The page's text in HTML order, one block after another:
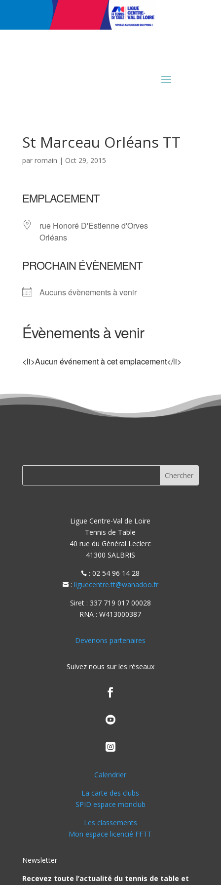
St Marceau Orléans TT
par romain | Oct 29, 2015
EMPLACEMENT
rue Honoré D'Estienne d'Orves
Orléans
PROCHAIN ÉVÈNEMENT
Aucuns évènements à venir
Évènements à venir
<li>Aucun événement à cet emplacement</li>
Ligue Centre-Val de Loire
Tennis de Table
40 rue du Général Leclerc
41300 SALBRIS
 : 02 54 96 14 28
: liguecentre.tt@wanadoo.fr
Siret : 337 719 017 00028
RNA : W413000387
Devenons partenaires
Suivez nous sur les réseaux



Calendrier
La carte des clubs
SPID espace monclub
Les classements
Mon espace licencié FFTT
Newsletter
Recevez toute l’actualité du tennis de table et